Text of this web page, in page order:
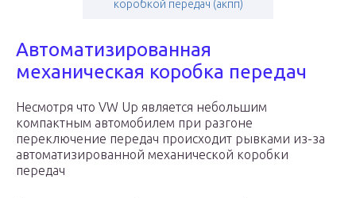
коробкой передач (акпп)
Автоматизированная
механическая коробка передач
Несмотря что VW Up является небольшим
компактным автомобилем при разгоне
переключение передач происходит рывками из-за
автоматизированной механической коробки
передач